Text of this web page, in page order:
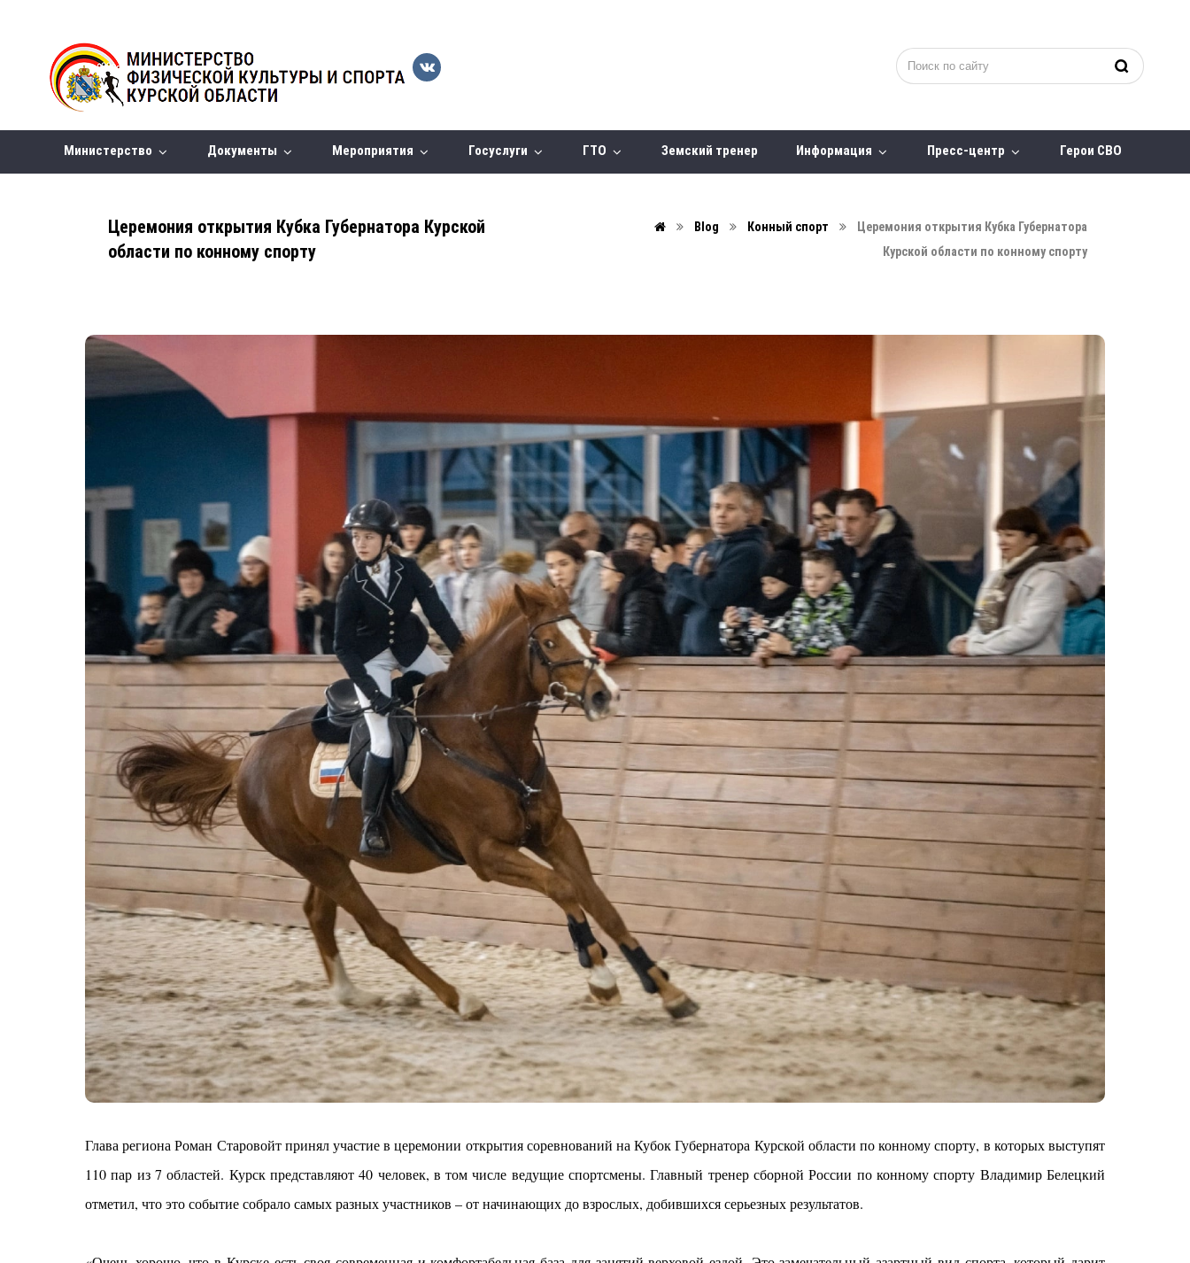
Министерство Документы Мероприятия Госуслуги ГТО Земский тренер Информация Пресс-центр Герои СВО
Церемония открытия Кубка Губернатора Курской
области по конному спорту
Blog Конный спорт
Церемония открытия Кубка Губернатора
Курской области по конному спорту
Глава региона Роман Старовойт принял участие в церемонии открытия соревнований на Кубок Губернатора Курской области по конному спорту, в которых выступят
110 пар из 7 областей. Курск представляют 40 человек, в том числе ведущие спортсмены.Главный тренер сборной России по конному спорту Владимир Белецкий
отметил, что это событие собрало самых разных участников – от начинающих до взрослых, добившихся серьезных результатов.